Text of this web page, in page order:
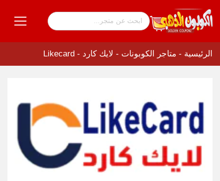
الرئيسية - متاجر الكوبونات - لايك كارد - Likecard